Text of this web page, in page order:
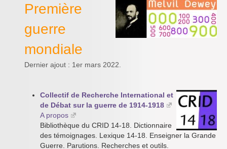
Appel à contribution
Nos outils de partage
Qui sommes-nous ?
Première
guerre
mondiale
Dernier ajout : 1er mars 2022.
Collectif de Recherche International et
de Débat sur la guerre de 1914-1918
A propos
Bibliothèque du CRID 14-18. Dictionnaire
des témoignages. Lexique 14-18. Enseigner la Grande
Guerre. Parutions. Recherches et outils.